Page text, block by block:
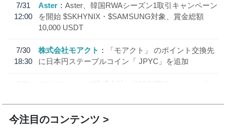
7/31
12:00
Aster
Aster、韓国RWAシーズン1取引キャンペーン
を開始 $SKHYNIX・$SAMSUNG対象、賞金総額
10,000 USDT
7/30
18:30
株式会社モアクト
「モアクト」 のポイント交換先
に日本円ステーブルコイン「 JPYC」を追加
7/29
SBI VCトレード株式会社
信託型円建てステーブル
今注目のコンテンツ